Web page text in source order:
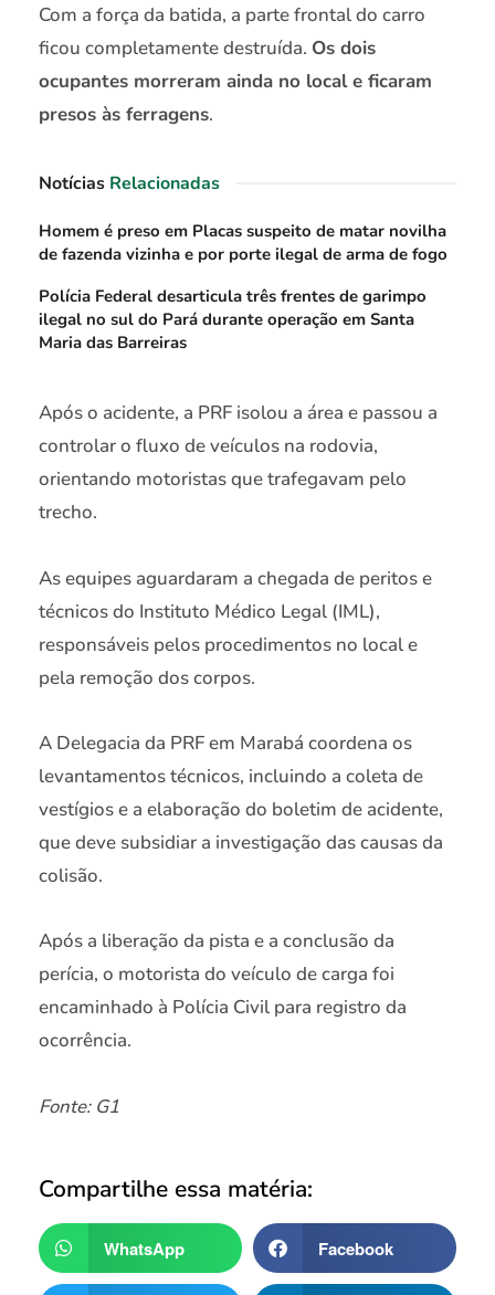
Com a força da batida, a parte frontal do carro
ficou completamente destruída. Os dois
ocupantes morreram ainda no local e ficaram
presos às ferragens.
Notícias Relacionadas
Homem é preso em Placas suspeito de matar novilha
de fazenda vizinha e por porte ilegal de arma de fogo
Polícia Federal desarticula três frentes de garimpo
ilegal no sul do Pará durante operação em Santa
Maria das Barreiras
Após o acidente, a PRF isolou a área e passou a
controlar o fluxo de veículos na rodovia,
orientando motoristas que trafegavam pelo
trecho.
As equipes aguardaram a chegada de peritos e
técnicos do Instituto Médico Legal (IML),
responsáveis pelos procedimentos no local e
pela remoção dos corpos.
A Delegacia da PRF em Marabá coordena os
levantamentos técnicos, incluindo a coleta de
vestígios e a elaboração do boletim de acidente,
que deve subsidiar a investigação das causas da
colisão.
Após a liberação da pista e a conclusão da
perícia, o motorista do veículo de carga foi
encaminhado à Polícia Civil para registro da
ocorrência.
Fonte: G1
Compartilhe essa matéria:
WhatsApp Facebook